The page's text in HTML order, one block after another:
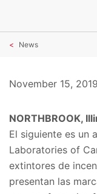
News
November 15, 2019
NORTHBROOK,
El siguiente es un
Laboratories of
extintores de
presentan las